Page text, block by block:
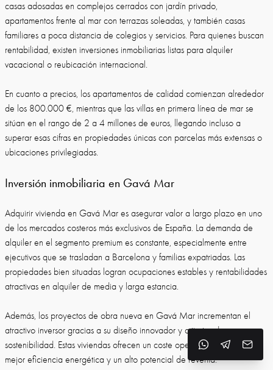
casas adosadas en complejos cerrados con jardín privado,
apartamentos frente al mar con terrazas soleadas, y también casas
familiares a poca distancia de colegios y servicios. Para quienes buscan
rentabilidad, existen inversiones inmobiliarias listas para alquiler
vacacional o reubicación internacional.
En cuanto a precios, los apartamentos de calidad comienzan alrededor
de los 800.000 €, mientras que las villas en primera línea de mar se
sitúan en el rango de 2 a 4 millones de euros, llegando incluso a
superar esas cifras en propiedades únicas con parcelas más extensas o
ubicaciones privilegiadas.
Inversión inmobiliaria en Gavá Mar
Adquirir vivienda en Gavá Mar es asegurar valor a largo plazo en uno
de los mercados costeros más exclusivos de España. La demanda de
alquiler en el segmento premium es constante, especialmente entre
ejecutivos que se trasladan a Barcelona y familias expatriadas. Las
propiedades bien situadas logran ocupaciones estables y rentabilidades
atractivas en alquiler de media y larga estancia.
Además, los proyectos de obra nueva en Gavá Mar incrementan el
atractivo inversor gracias a su diseño innovador y criterios de
sostenibilidad. Estas viviendas ofrecen un coste operativo más bajo,
mejor eficiencia energética y un alto potencial de reventa.